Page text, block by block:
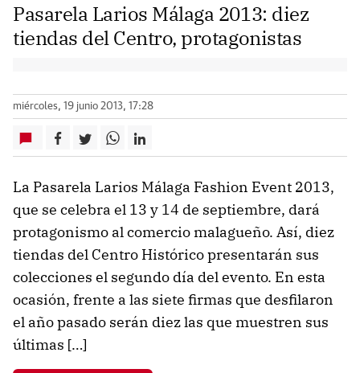
Pasarela Larios Málaga 2013: diez
tiendas del Centro, protagonistas
miércoles, 19 junio 2013, 17:28
La Pasarela Larios Málaga Fashion Event 2013,
que se celebra el 13 y 14 de septiembre, dará
protagonismo al comercio malagueño. Así, diez
tiendas del Centro Histórico presentarán sus
colecciones el segundo día del evento. En esta
ocasión, frente a las siete firmas que desfilaron
el año pasado serán diez las que muestren sus
últimas […]